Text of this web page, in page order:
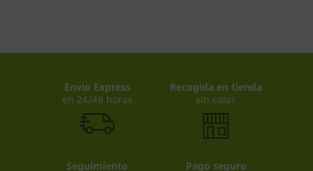
Envio Express
en 24/48 horas
Recogida en tienda
sin colas
Seguimiento
Pago seguro